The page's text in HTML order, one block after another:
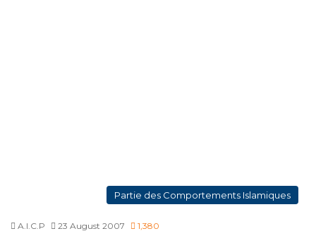
Partie des Comportements Islamiques
A.I.C.P 23 August 2007 1,380